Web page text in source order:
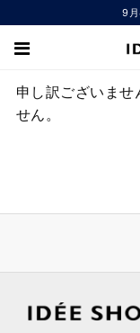
9
申し訳ございませ
せん。